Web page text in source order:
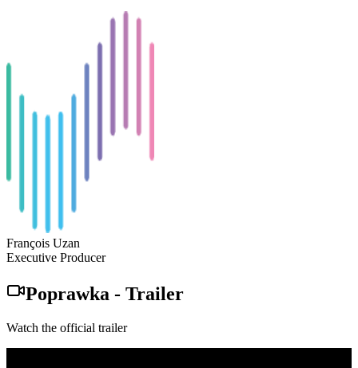
François Uzan
Executive Producer
Poprawka - Trailer
Watch the official trailer